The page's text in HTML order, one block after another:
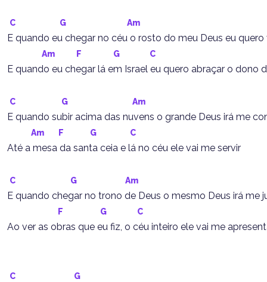
C G Am
E quando eu chegar no céu o rosto do meu Deus eu quero
Am F G C
E quando eu chegar lá em Israel eu quero abraçar o dono
C G Am
E quando subir acima das nuvens o grande Deus irá me
Am F G C
Até a mesa da santa ceia e lá no céu ele vai me servir
C G Am
E quando chegar no trono de Deus o mesmo Deus irá me
F G C
Ao ver as obras que eu fiz, o céu inteiro ele vai me
C G